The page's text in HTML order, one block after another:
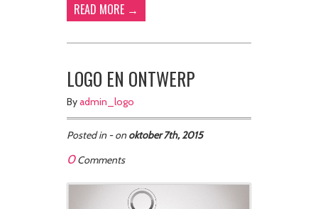
READ MORE →
LOGO EN ONTWERP
Byadmin_logo
Posted in - on oktober 7th, 2015
0Comments